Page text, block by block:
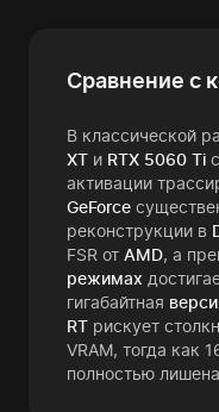
Сравнение с
В классической
XT и RTX 5060 Ti
активации
GeForce
реконструкции в
FSR от AMD, а
режимах
гигабайтная
RT рискует
VRAM, тогда как
полностью